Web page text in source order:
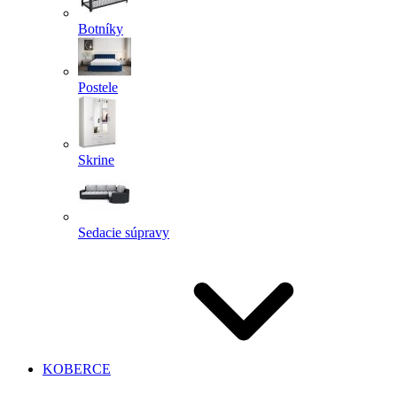
Botníky
Postele
Skrine
Sedacie súpravy
KOBERCE